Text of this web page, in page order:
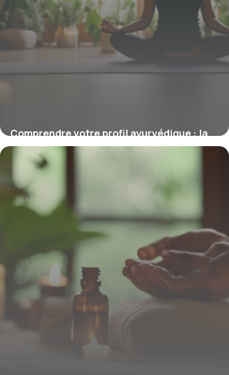
Comprendre votre profil ayurvédique : la
clé de votre équilibre intérieur
2 mars 2026